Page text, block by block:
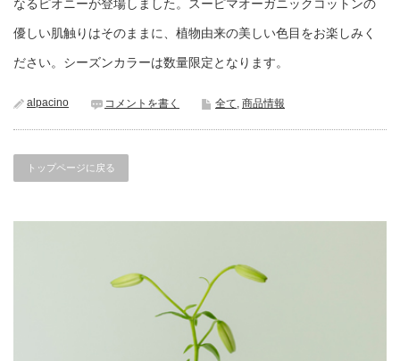
なるピオニーが登場しました。スーピマオーガニックコットンの
優しい肌触りはそのままに、植物由来の美しい色目をお楽しみく
ださい。シーズンカラーは数量限定となります。
alpacino コメントを書く 全て, 商品情報
トップページに戻る